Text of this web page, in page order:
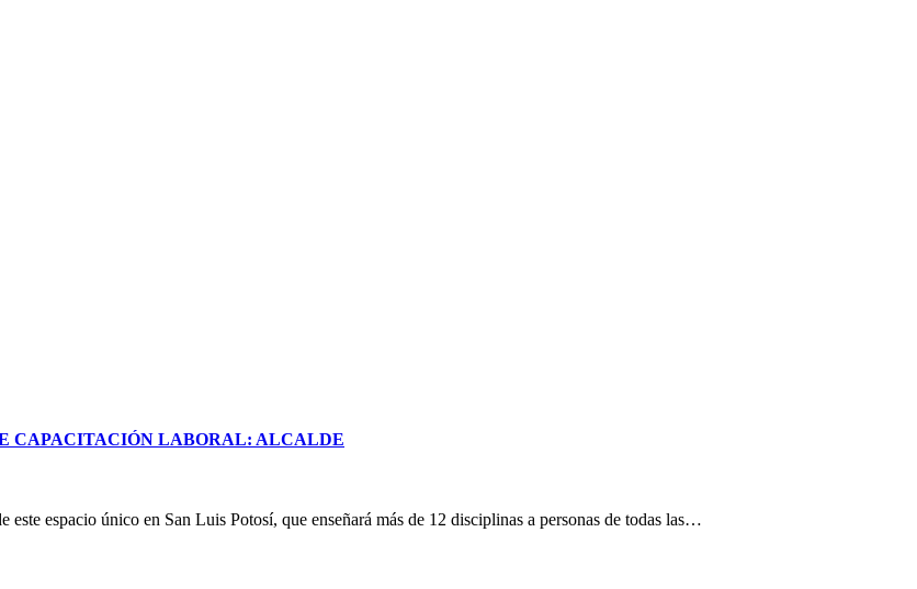
CAPACITACIÓN LABORAL: ALCALDE
espacio único en San Luis Potosí, que enseñará más de 12 disciplinas a personas de todas las…